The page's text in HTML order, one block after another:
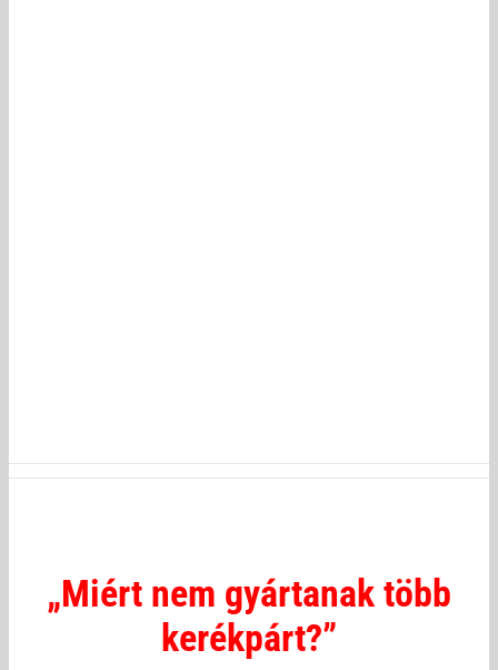
„Miért nem gyártanak több
kerékpárt?”